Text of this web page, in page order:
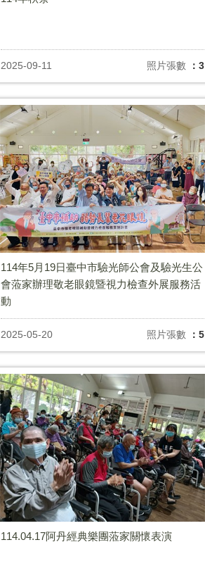
2025-09-11 照片張數 ：3
114年5月19日臺中市驗光師公會及驗光生公
會蒞家辦理敬老眼鏡暨視力檢查外展服務活
動
2025-05-20 照片張數 ：5
114.04.17阿丹經典樂團蒞家關懷表演